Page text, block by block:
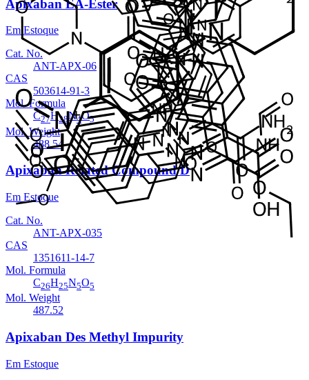
Apixaban EA-Ester
Em Estoque
Cat. No.
ANT-APX-06
CAS
503614-91-3
Mol. Formula
C27H28N4O5
Mol. Weight
488.54
Apixaban Related Compound D
Em Estoque
Cat. No.
ANT-APX-035
CAS
1351611-14-7
Mol. Formula
C26H25N5O5
Mol. Weight
487.52
Apixaban Des Methyl Impurity
Em Estoque